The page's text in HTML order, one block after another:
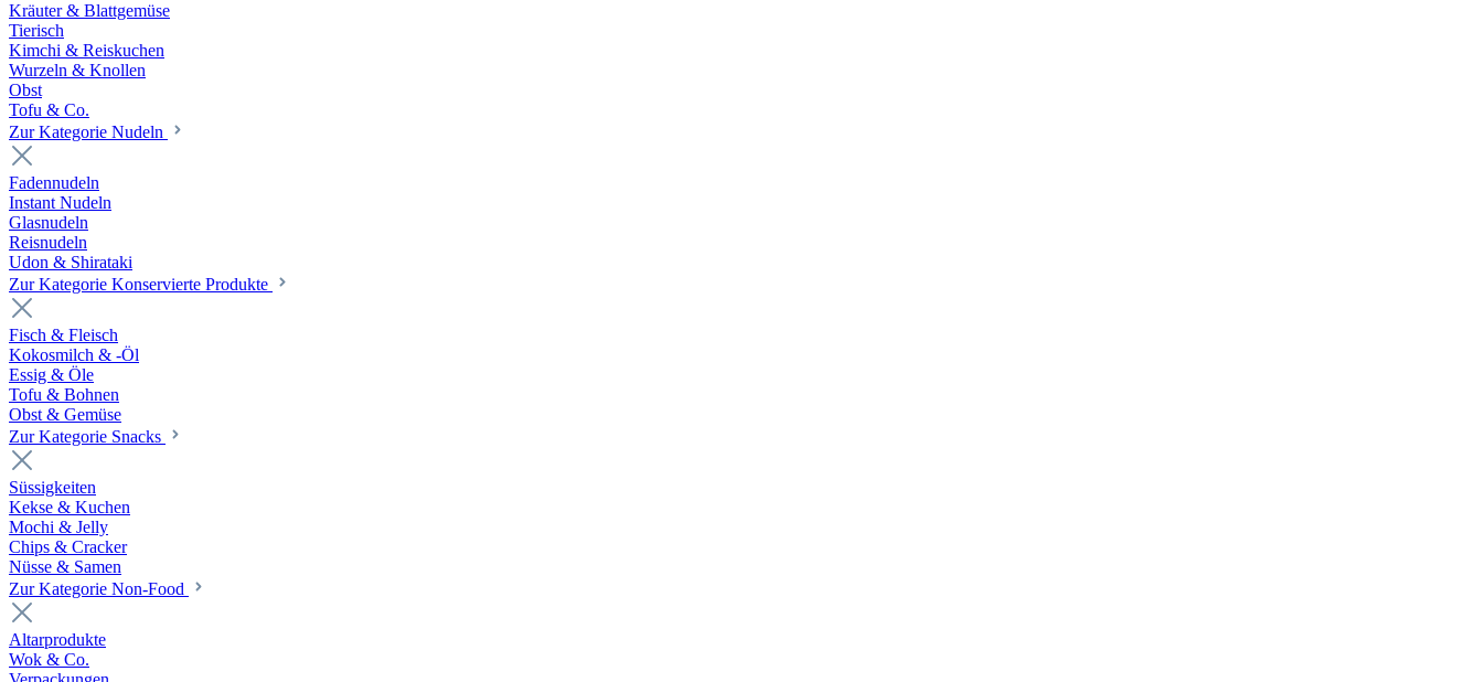
Kräuter & Blattgemüse
Tierisch
Kimchi & Reiskuchen
Wurzeln & Knollen
Obst
Tofu & Co.
Zur Kategorie Nudeln
Fadennudeln
Instant Nudeln
Glasnudeln
Reisnudeln
Udon & Shirataki
Zur Kategorie Konservierte Produkte
Fisch & Fleisch
Kokosmilch & -Öl
Essig & Öle
Tofu & Bohnen
Obst & Gemüse
Zur Kategorie Snacks
Süssigkeiten
Kekse & Kuchen
Mochi & Jelly
Chips & Cracker
Nüsse & Samen
Zur Kategorie Non-Food
Altarprodukte
Wok & Co.